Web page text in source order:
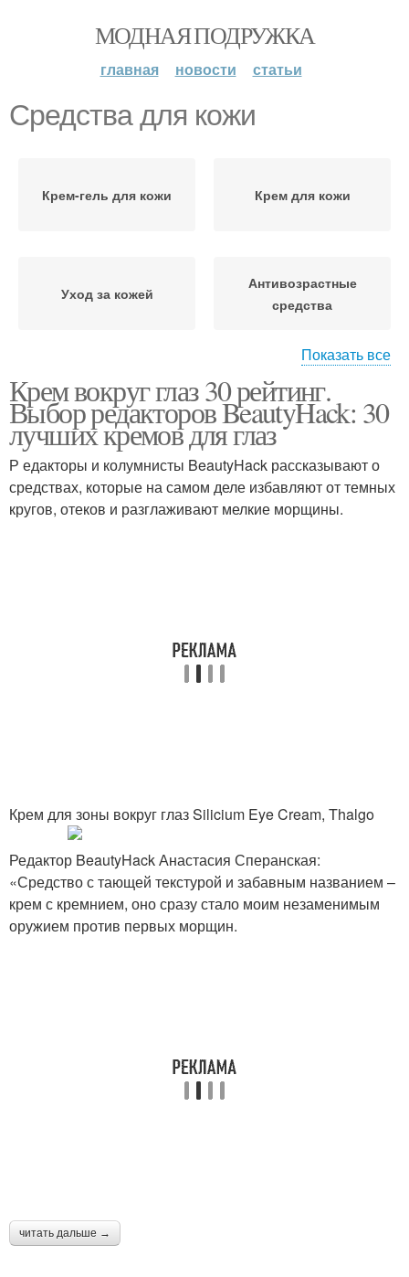
МОДНАЯ ПОДРУЖКА
главная новости статьи
Средства для кожи
Крем-гель для кожи Крем для кожи
Уход за кожей
Антивозрастные
средства
Средства для глаз
Косметические
средства
Средства для макияжа Уходовые средства
Показать все
Крем вокруг глаз 30 рейтинг.
Выбор редакторов BeautyHack: 30
лучших кремов для глаз
Р едакторы и колумнисты BeautyHack рассказывают о
средствах, которые на самом деле избавляют от темных
кругов, отеков и разглаживают мелкие морщины.
Крем для зоны вокруг глаз Silicium Eye Cream, Thalgo
Редактор BeautyHack Анастасия Сперанская:
«Средство с тающей текстурой и забавным названием –
крем с кремнием, оно сразу стало моим незаменимым
оружием против первых морщин.
читать дальше →